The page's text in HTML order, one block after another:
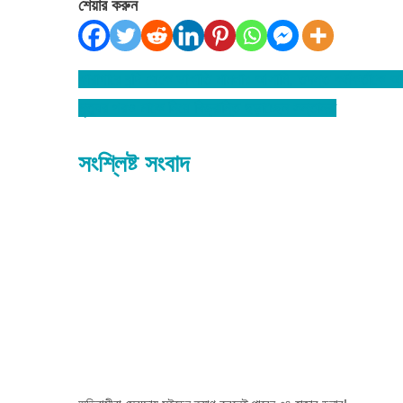
শেয়ার করুন
Post
সংশ্লিষ্ট সংবাদ